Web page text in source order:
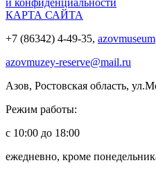
КАРТА САЙТА
+7 (86342) 4-49-35,
azovmuzey-reserve@mail.ru
Азов, Ростовская область,
Режим работы:
с 10:00 до 18:00
ежедневно, кроме